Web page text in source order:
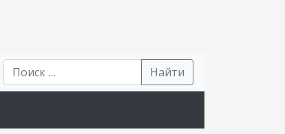
Найти